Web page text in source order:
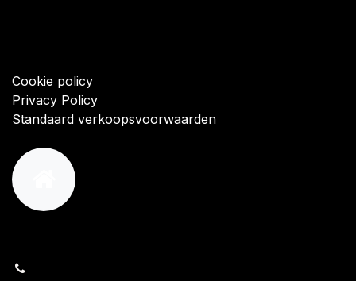
Cookie policy
Privacy Policy
Standaard verkoopsvoorwaarden